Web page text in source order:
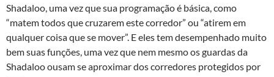
Shadaloo, uma vez que sua programação é básica, como
“matem todos que cruzarem este corredor” ou “atirem em
qualquer coisa que se mover”. E eles tem desempenhado muito
bem suas funções, uma vez que nem mesmo os guardas da
Shadaloo ousam se aproximar dos corredores protegidos por